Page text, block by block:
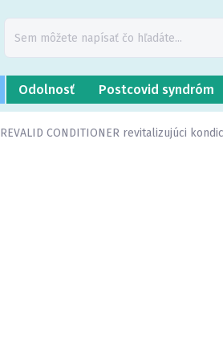
Odolnosť Postcovid syndróm
REVALID CONDITIONER revitalizujúci